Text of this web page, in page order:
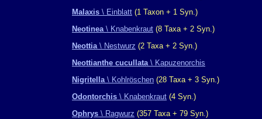
Malaxis \ Einblatt (1 Taxon + 1 Syn.)
Neotinea \ Knabenkraut (8 Taxa + 2 Syn.)
Neottia \ Nestwurz (2 Taxa + 2 Syn.)
Neottianthe cucullata \ Kapuzenorchis
Nigritella \ Kohlröschen (28 Taxa + 3 Syn.)
Odontorchis \ Knabenkraut (4 Syn.)
Ophrys \ Ragwurz (357 Taxa + 79 Syn.)